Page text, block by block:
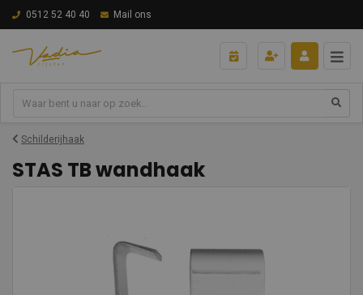
0512 52 40 40 Mail ons
Schilderijhaak
STAS TB wandhaak